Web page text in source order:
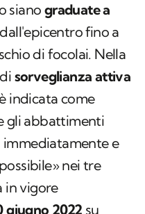
siano graduate a
fino a
di focolai. Nella
sorveglianza attiva
indicata come
gli abbattimenti
e
nei tre
in vigore
giugno 2022 su